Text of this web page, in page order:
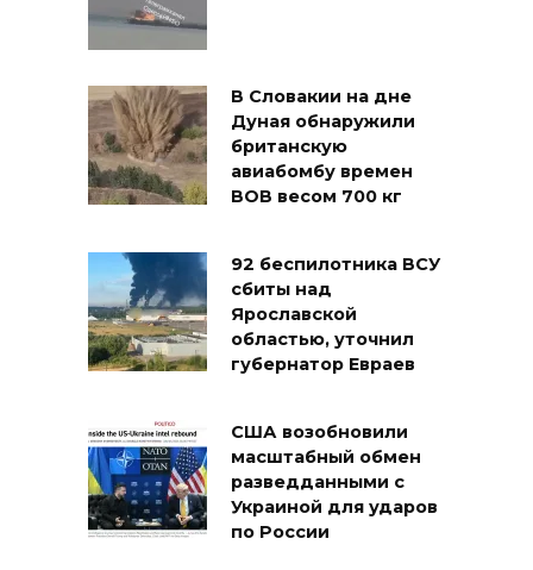
В Словакии на дне
Дуная обнаружили
британскую
авиабомбу времен
ВОВ весом 700 кг
92 беспилотника ВСУ
сбиты над
Ярославской
областью, уточнил
губернатор Евраев
США возобновили
масштабный обмен
разведданными с
Украиной для ударов
по России